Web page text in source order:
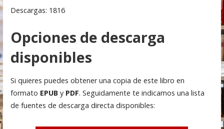
Descargas: 1816
Opciones de descarga
disponibles
Si quieres puedes obtener una copia de este libro en
formato EPUBy PDF. Seguidamente te indicamos una lista
de fuentes de descarga directa disponibles: